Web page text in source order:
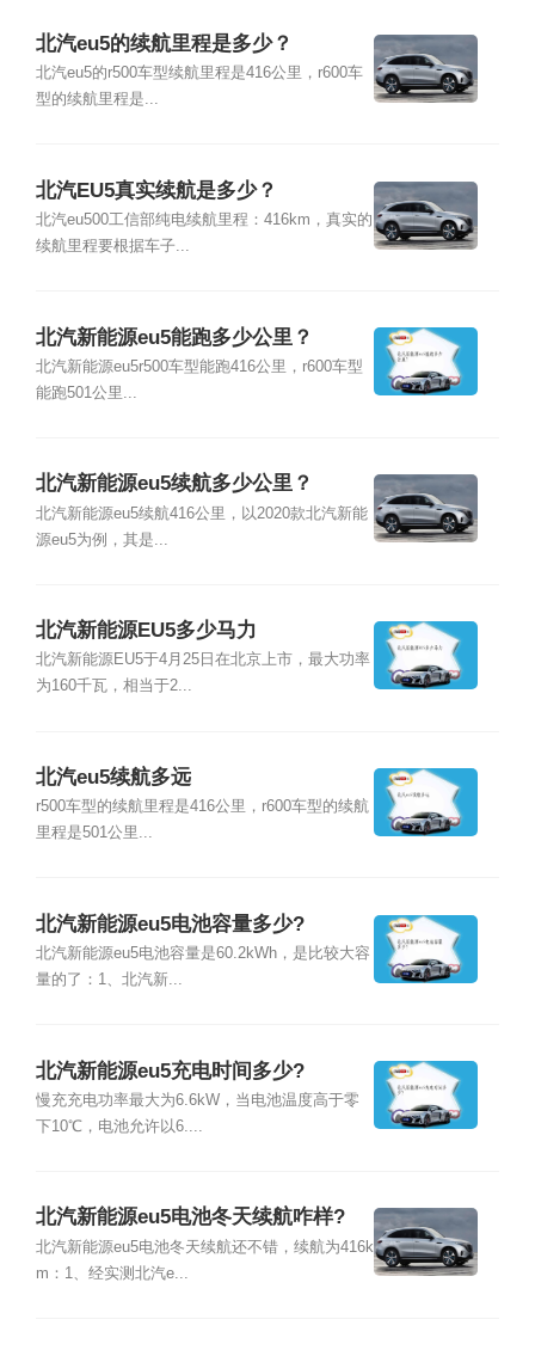
北汽eu5的续航里程是多少？
北汽eu5的r500车型续航里程是416公里，r600车
型的续航里程是...
北汽EU5真实续航是多少？
北汽eu500工信部纯电续航里程：416km，真实的
续航里程要根据车子...
北汽新能源eu5能跑多少公里？
北汽新能源eu5r500车型能跑416公里，r600车型
能跑501公里...
北汽新能源eu5续航多少公里？
北汽新能源eu5续航416公里，以2020款北汽新能
源eu5为例，其是...
北汽新能源EU5多少马力
北汽新能源EU5于4月25日在北京上市，最大功率
为160千瓦，相当于2...
北汽eu5续航多远
r500车型的续航里程是416公里，r600车型的续航
里程是501公里...
北汽新能源eu5电池容量多少?
北汽新能源eu5电池容量是60.2kWh，是比较大容
量的了：1、北汽新...
北汽新能源eu5充电时间多少?
慢充充电功率最大为6.6kW，当电池温度高于零
下10℃，电池允许以6....
北汽新能源eu5电池冬天续航咋样?
北汽新能源eu5电池冬天续航还不错，续航为416k
m：1、经实测北汽e...